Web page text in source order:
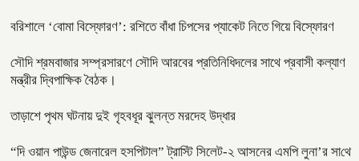
বরিশালে ‘বোমা বিস্ফোরণ’: রশিতে বাঁধা চিপসের প্যাকেট নিতে গিয়ে বিস্ফোরণ
সৌদি শ্রমবাজার সম্প্রসারণে সৌদি আরবের প্রতিনিধিদলের সাথে প্রবাসী কল্যাণ
মন্ত্রীর দ্বিপাক্ষিক বৈঠক।
তাড়াশে পৃথম ঘটনায় দুই গৃহবধূর ঝুলন্ত মরদেহ উদ্ধার
“দি ওয়ান পাউন্ড জেনারেল হসপিটাল” ট্রাস্টি সিলেট-২ আসনের এমপি লুনা’র সা‌থে